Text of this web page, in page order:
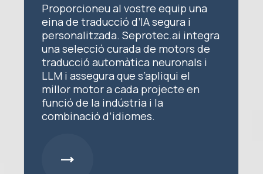
Proporcioneu al vostre equip una
eina de traducció d’IA segura i
personalitzada. Seprotec.ai integra
una selecció curada de motors de
traducció automàtica neuronals i
LLM i assegura que s’apliqui el
millor motor a cada projecte en
funció de la indústria i la
combinació d’idiomes.